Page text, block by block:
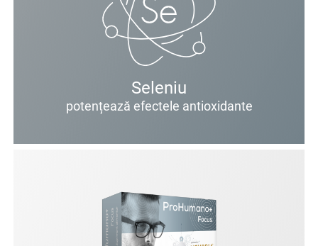
Seleniu
potențează efectele antioxidante